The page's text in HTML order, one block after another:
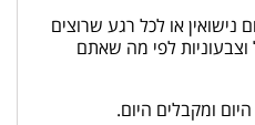
נישואין או לכל רגע שרוצים
לפי מה שאתם
ומקבלים היום.